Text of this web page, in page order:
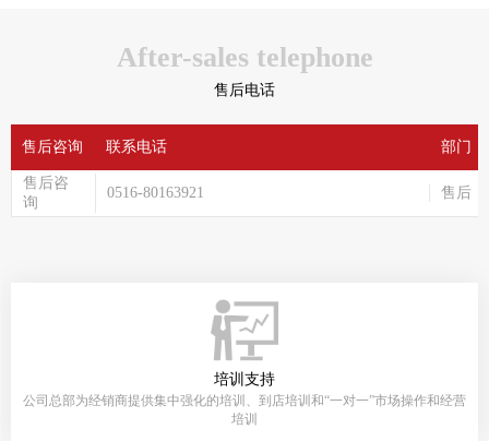
After-sales telephone
售后电话
售后咨询 联系电话 部门
售后咨
询
0516-80163921 售后
培训支持
公司总部为经销商提供集中强化的培训、到店培训和“一对一”市场操作和经营
培训